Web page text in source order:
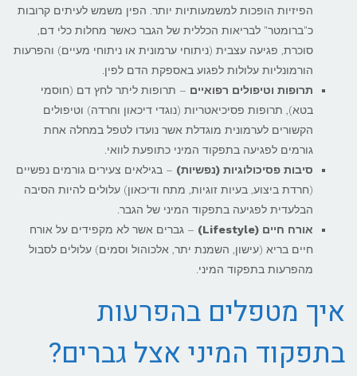
הפיזיות הופכות למשמעותיות יותר. הפין משמש לעיתים קרובות
כ"ברומטר" לבריאות הכללית של הגבר כאשר מחלות כלי דם,
סוכרת, פגיעה עצבית (ניתוחי ערמונית או ניתוחי מעיים) והפרעות
הורמונליות עלולות לפגוע באספקת הדם לפין.
תרופות וטיפולים רפואיים – תרופות ליתר לחץ דם (חוסמי
בטא), תרופות פסיכיאטריות (נוגדי דיכאון וחרדה) וטיפולים
הקשורים לערמונית מוגדלת אשר נועדו לטפל במחלה אחת
גורמים לפגיעה בתפקוד המיני כתופעת לוואי.
סיבות פסיכולוגיות (נפשיות) – בגילאים צעירים גורמים נפשיים
(חרדת ביצוע, בעיות זוגיות, מתח ודיכאון) עלולים להיות הסיבה
הבלעדית לפגיעה בתפקוד המיני של הגבר.
אורח חיים (Lifestyle)
– גברים אשר לא מקפידים על אורח
חיים בריא (עישון, השמנת יתר, אלכוהול וסמים) עלולים לסבול
מהפרעות בתפקוד המיני.
איך מטפלים בהפרעות
בתפקוד המיני אצל גברים?